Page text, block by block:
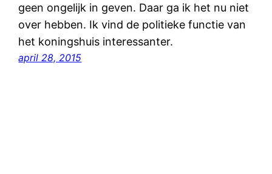
geen ongelijk in geven. Daar ga ik het nu niet
over hebben. Ik vind de politieke functie van
het koningshuis interessanter.
april 28, 2015